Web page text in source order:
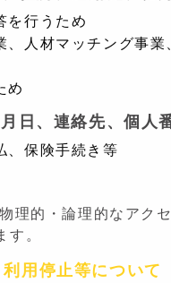
を行うため
人材マッチング事
め
日、連絡先、個人
、保険手続き等
的・論理的なアク
。
用停止等について